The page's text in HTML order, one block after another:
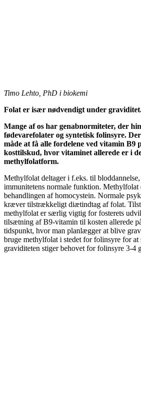
Timo Lehto, PhD i biokemi
Folat er især nødvendigt under
Mange af os har genabnormiteter, der
fødevarefolater og syntetisk folinsyre.
måde at få alle fordelene ved vitamin B9
kosttilskud, hvor vitaminet allerede er i
methylfolatform.
Methylfolat deltager i f.eks. til
immunitetens normale funktion.
behandlingen af ​​homocystein. Normale
kræver tilstrækkeligt diætindtag af folat.
methylfolat er særlig vigtig for fosterets
tilsætning af B9-vitamin til kosten allerede
tidspunkt, hvor man planlægger at blive
bruge methylfolat i stedet for folinsyre for at
graviditeten stiger behovet for folinsyre 3-4